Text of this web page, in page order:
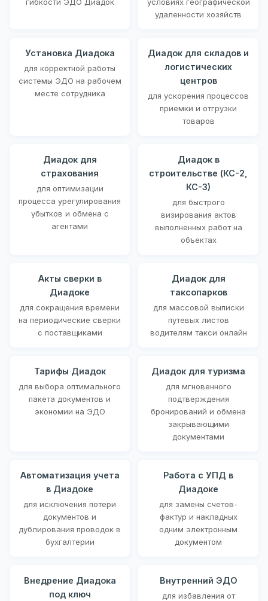
удаленности хозяйств
Установка Диадока
для корректной работы
системы ЭДО на рабочем
месте сотрудника
Диадок для складов и
логистических
центров
для ускорения процессов
приемки и отгрузки
товаров
Диадок для
страхования
для оптимизации
процесса урегулирования
убытков и обмена с
агентами
Диадок в
строительстве (КС-2,
КС-3)
для быстрого
визирования актов
выполненных работ на
объектах
Акты сверки в
Диадоке
для сокращения времени
на периодические сверки
с поставщиками
Диадок для
таксопарков
для массовой выписки
путевых листов
водителям такси онлайн
Тарифы Диадок
для выбора оптимального
пакета документов и
экономии на ЭДО
Диадок для туризма
для мгновенного
подтверждения
бронирований и обмена
закрывающими
документами
Автоматизация учета
в Диадоке
для исключения потери
документов и
дублирования проводок в
бухгалтерии
Работа с УПД в
Диадоке
для замены счетов-
фактур и накладных
одним электронным
документом
Внедрение Диадока
под ключ
Внутренний ЭДО
для избавления от